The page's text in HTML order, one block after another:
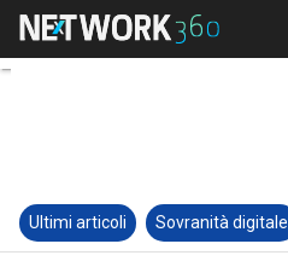
Ultimi articoli Sovranità digitale